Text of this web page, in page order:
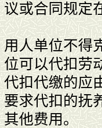
议或合同规定
用人单位不得
位可以代扣劳
代扣代缴的应
要求代扣的抚
其他费用。